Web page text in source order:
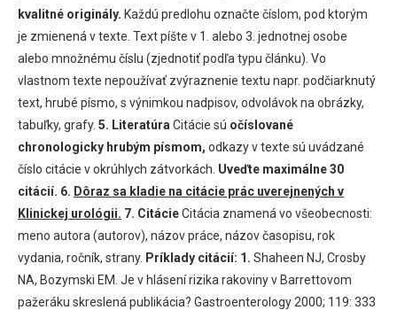
kvalitné originály. Každú predlohu označte číslom, pod ktorým
je zmienená v texte. Text píšte v 1. alebo 3. jednotnej osobe
alebo množnému číslu (zjednotiť podľa typu článku). Vo
vlastnom texte nepoužívať zvýraznenie textu napr. podčiarknutý
text, hrubé písmo, s výnimkou nadpisov, odvolávok na obrázky,
tabuľky, grafy. 5. Literatúra Citácie sú očíslované
chronologicky hrubým písmom, odkazy v texte sú uvádzané
číslo citácie v okrúhlych zátvorkách. Uveďte maximálne 30
citácií. 6. Dôraz sa kladie na citácie prác uverejnených v
Klinickej urológii. 7. CitácieCitácia znamená vo všeobecnosti:
meno autora (autorov), názov práce, názov časopisu, rok
vydania, ročník, strany. Príklady citácií: 1. Shaheen NJ, Crosby
NA, Bozymski EM. Je v hlásení rizika rakoviny v Barrettovom
pažeráku skreslená publikácia? Gastroenterology 2000; 119: 333